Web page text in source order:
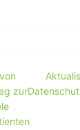
zur